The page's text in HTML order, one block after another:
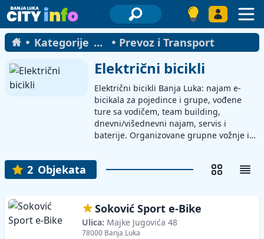
Kategorije ... Prevoz i Transport
Električni bicikli
Električni bicikli Banja Luka: najam e-
bicikala za pojedince i grupe, vođene
ture sa vodičem, team building,
dnevni/višednevni najam, servis i
baterije. Organizovane grupne vožnje i
vodiča i odgovornog lica, dostava bicikla
na adresu/hotel, kacige i oprema,
rezervne baterije i punjači, prodaja e-
dijagnostika i zamjena dijelova.
2 Objekata
Soković Sport e-Bike
Ulica: Majke Jugovića 48
78000 Banja Luka